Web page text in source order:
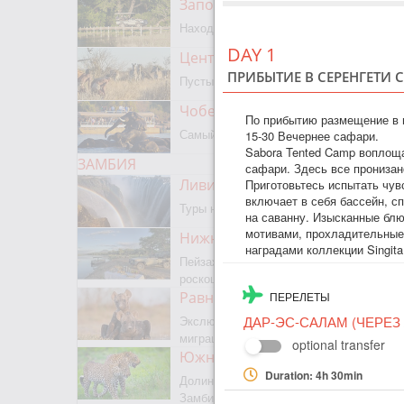
Заповедник Мореми
Находится на границе с Окаванго
Центральный Калахари
Пустыня, сафари, бушмены
Чобе парк
Самый известный парк Ботсваны
ЗАМБИЯ
Ливингстон
Туры на водопад Виктория
Нижняя Замбези
Пейзажное сафари, каноэ,
роскошная рыбалка
Равнины Люва
Экслюзивный парк с сезонной
миграцией животных и птиц
Южная Луангва
Долина Лепардов, главный парк
Замбии
DAY 1
ПРИБЫТИЕ В СЕРЕНГЕТИ
По прибытию размещение в
15-30 Вечернее сафари.
Sabora Tented Camp
сафари. Здесь все
Приготовьтесь испытать
включает в себя бассейн,
на саванну. Изысканные
мотивами,
наградами коллекции
ПЕРЕЛЕТЫ
ДАР-ЭС-САЛАМ
optional transfer
Duration: 4h 30min